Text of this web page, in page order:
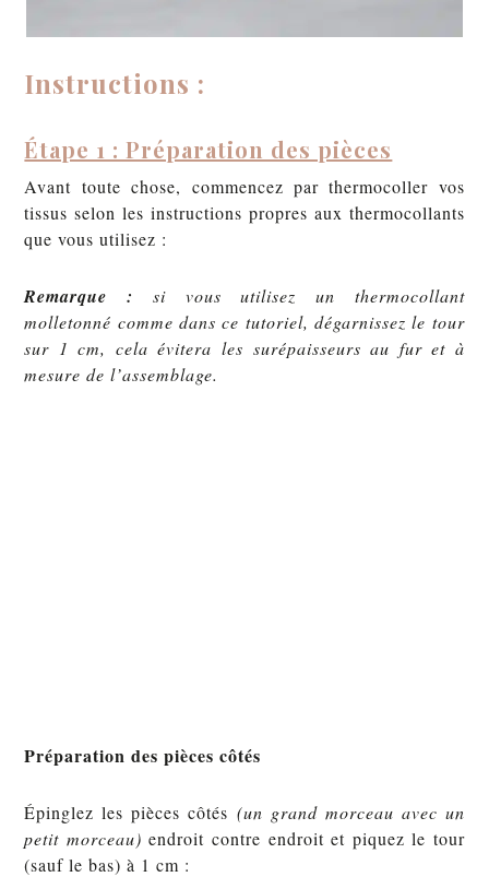
Instructions :
Étape 1 : Préparation des pièces
Avant toute chose, commencez par thermocoller vos
tissus selon les instructions propres aux thermocollants
que vous utilisez :
Remarque : si vous utilisez un thermocollant
molletonné comme dans ce tutoriel, dégarnissez le tour
sur 1 cm, cela évitera les surépaisseurs au fur et à
mesure de l’assemblage.
Préparation des pièces côtés
Épinglez les pièces côtés (un grand morceau avec un
petit morceau)endroit contre endroit et piquez le tour
(sauf le bas) à 1 cm :